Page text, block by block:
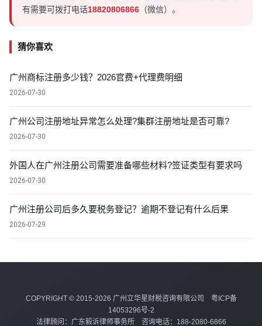
有需要可拨打电话18820806866 （微信）。
猜你喜欢
广州商标注册多少钱？2026官费+代理费明细
2026-07-30
广州公司注册地址异常怎么处理?集群注册地址是否可靠?
2026-07-30
外国人在广州注册公司需要准备哪些材料?签证类型有要求吗
2026-07-30
广州注册公司后多久要税务登记？逾期不登记有什么后果
2026-07-29
COPYRIGHT © 2015-2026 广州立华星财税咨询有限公司 粤ICP备
14053296号-2
法律顾问：广东毅诉律师事务所 咨询电话：188-2080-6866